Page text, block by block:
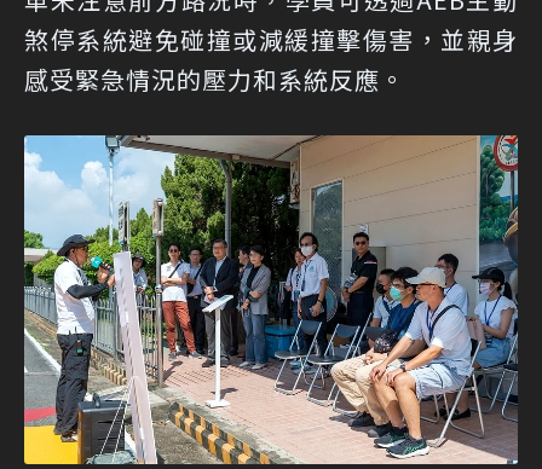
煞停系統避免碰撞或減緩撞擊傷害，並親身
感受緊急情況的壓力和系統反應。